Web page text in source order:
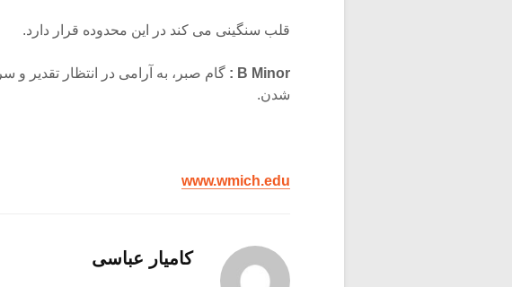
قلب سنگینی می کند در این محدوده قرار دارد.
B Minor :
گام صبر، به آرامی در انتظار تقدیر
شدن.
www.wmich.edu
کامیار عباسی